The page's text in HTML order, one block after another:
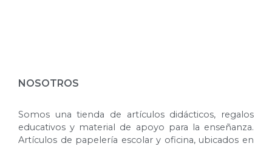
NOSOTROS
Somos una tienda de artículos didácticos, regalos
educativos y material de apoyo para la enseñanza.
Artículos de papelería escolar y oficina, ubicados en